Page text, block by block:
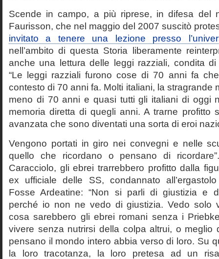
Scende in campo, a più riprese, in difesa del
Faurisson, che nel maggio del 2007 suscitò
invitato a tenere una lezione presso
nell’ambito di questa Storia liberamente
anche una lettura delle leggi razziali, condita di
“Le leggi razziali furono cose di 70 anni fa
contesto di 70 anni fa. Molti italiani, la stragrande
meno di 70 anni e quasi tutti gli italiani di oggi
memoria diretta di quegli anni. A trarne profitto
avanzata che sono diventati una sorta di eroi
Vengono portati in giro nei convegni e nelle
quello che ricordano o pensano di
Caracciolo, gli ebrei trarrebbero profitto dalla
ex ufficiale delle SS, condannato
Fosse Ardeatine: “Non si parli di giustizia e
perché io non ne vedo di giustizia. Vedo solo
cosa sarebbero gli ebrei romani senza i
vivere senza nutrirsi della colpa altrui, o meglio
pensano il mondo intero abbia verso di loro. Su
la loro tracotanza, la loro pretesa ad un